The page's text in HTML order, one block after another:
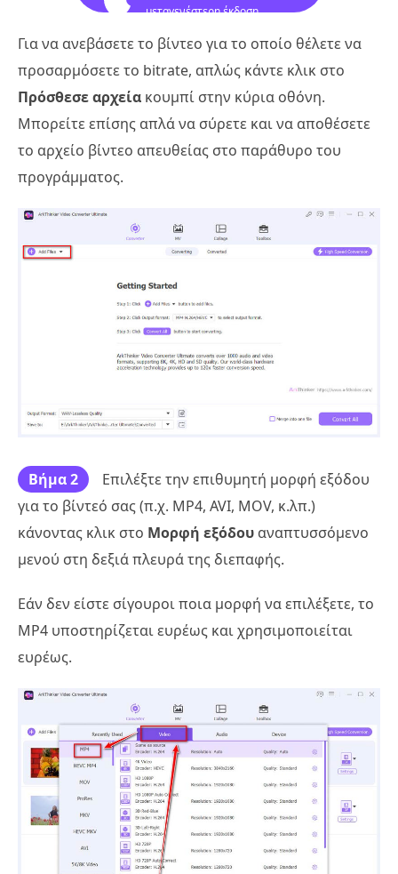
μεταγενέστερη έκδοση
Για να ανεβάσετε το βίντεο για το οποίο θέλετε να
προσαρμόσετε το bitrate, απλώς κάντε κλικ στο
Πρόσθεσε αρχεία κουμπί στην κύρια οθόνη.
Μπορείτε επίσης απλά να σύρετε και να αποθέσετε
το αρχείο βίντεο απευθείας στο παράθυρο του
προγράμματος.
Βήμα 2
Επιλέξτε την επιθυμητή μορφή εξόδου
για το βίντεό σας (π.χ. MP4, AVI, MOV, κ.λπ.)
κάνοντας κλικ στο Μορφή εξόδου αναπτυσσόμενο
μενού στη δεξιά πλευρά της διεπαφής.
Εάν δεν είστε σίγουροι ποια μορφή να επιλέξετε, το
MP4 υποστηρίζεται ευρέως και χρησιμοποιείται
ευρέως.